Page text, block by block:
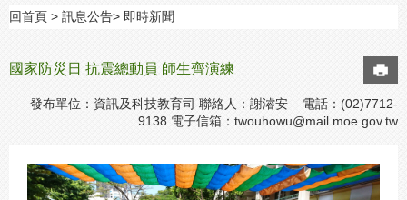
回首頁 訊息公告 即時新聞
國家防災日 抗震總動員 師生齊演練
發布單位：資訊及科技教育司 聯絡人：謝濬安 電話：(02)7712-
9138 電子信箱： twouhowu@mail.moe.gov.tw